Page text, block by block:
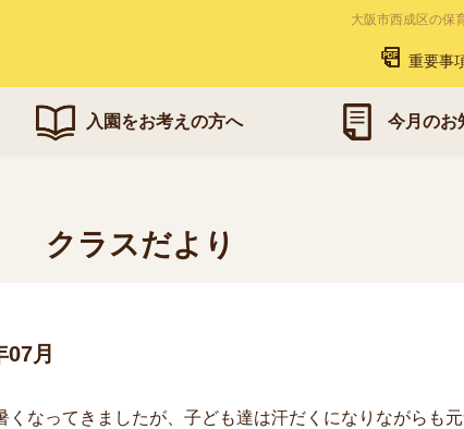
大阪市西成区の保
入園をお考えの方へ 今月のお
重要事
クラスだより
07月
なってきましたが、子ども達は汗だくになりながらも